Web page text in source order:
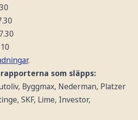
.
som släpps:
Byggmax, Nederman, Platzer
SKF, Lime, Investor,